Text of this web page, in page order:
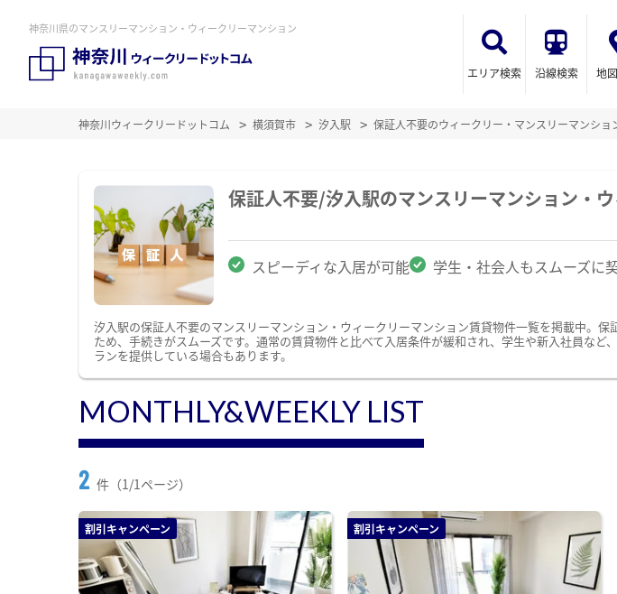
神奈川県のマンスリーマンション・ウィークリーマンション
エリア検索 沿線検索 地
神奈川ウィークリードットコム 横須賀市 汐入駅 保証人不要のウィークリー・マンスリーマンショ
保証人不要/汐入駅のマンスリーマンション・
スピーディな入居が可能 学生・社会人もスムーズに
汐入駅の保証人不要のマンスリーマンション・ウィークリーマンション賃貸物件一覧を掲載中。
ため、手続きがスムーズです。通常の賃貸物件と比べて入居条件が緩和され、学生や新入社員な
ランを提供している場合もあります。
MONTHLY&WEEKLY LIST
2 件（1/1ページ）
割引キャンペーン 割引キャンペーン